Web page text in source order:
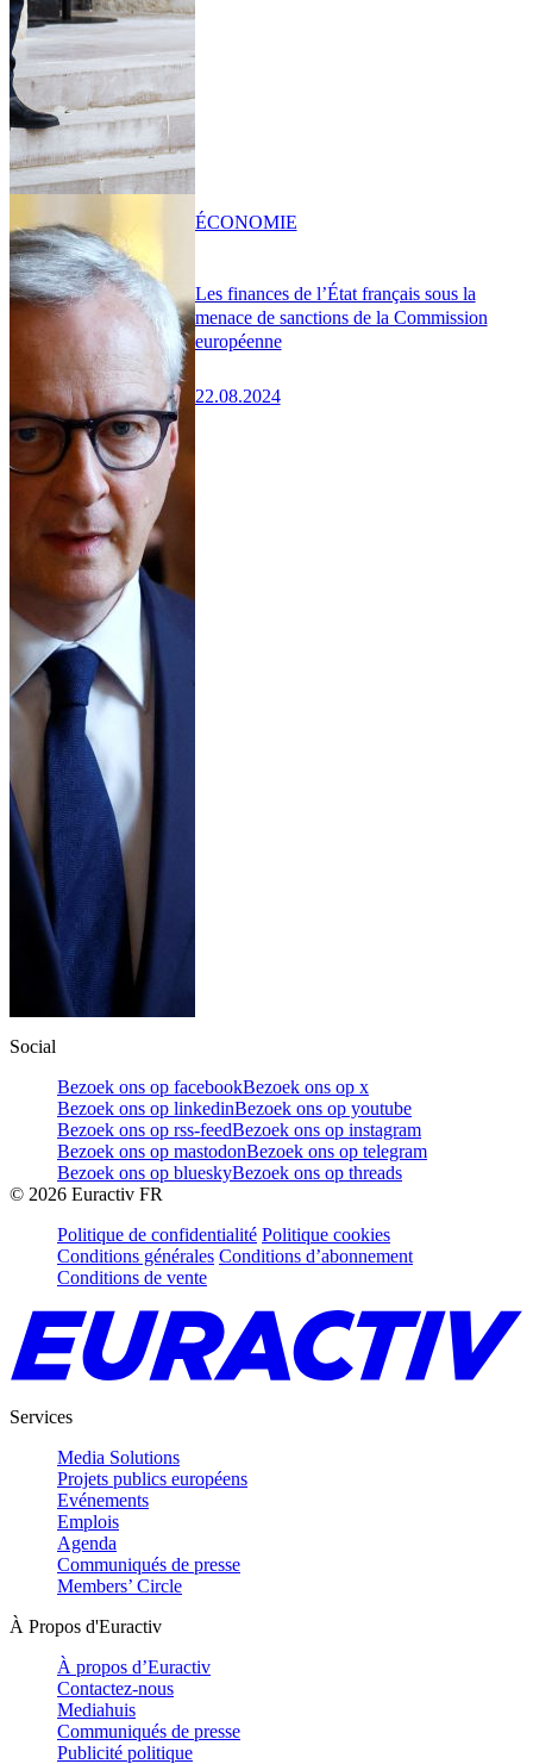
Les finances de l’État français sous la
menace de sanctions de la Commission
européenne
22.08.2024
ÉCONOMIE
Social
Bezoek ons op facebookBezoek ons op x
Bezoek ons op linkedinBezoek ons op youtube
Bezoek ons op rss-feedBezoek ons op instagram
Bezoek ons op mastodonBezoek ons op telegram
Bezoek ons op blueskyBezoek ons op threads
© 2026 Euractiv FR
Politique de confidentialité Politique cookies
Conditions générales Conditions d’abonnement
Conditions de vente
Services
Media Solutions
Projets publics européens
Evénements
Emplois
Agenda
Communiqués de presse
Members’ Circle
À Propos d'Euractiv
À propos d’Euractiv
Contactez-nous
Mediahuis
Communiqués de presse
Publicité politique